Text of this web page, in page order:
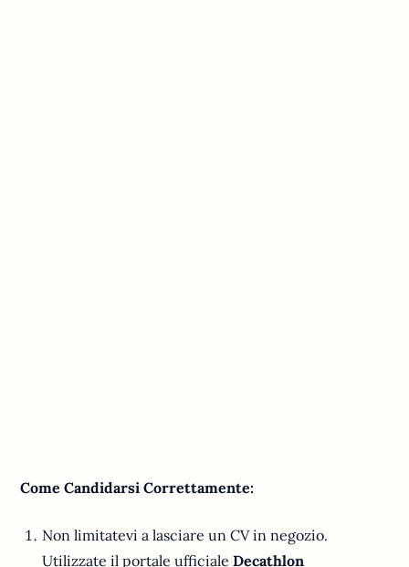
Come Candidarsi Correttamente:
Non limitatevi a lasciare un CV in negozio.
Utilizzate il portale ufficialeDecathlon